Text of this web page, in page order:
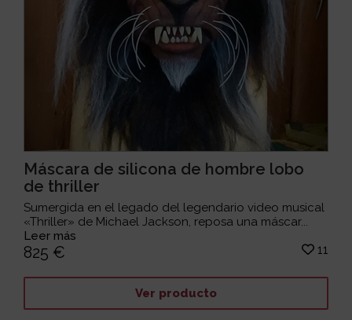
Máscara de silicona de hombre lobo
de thriller
Sumergida en el legado del legendario video musical
«Thriller» de Michael Jackson, reposa una máscar...
Leer más
825 € 11
Ver producto